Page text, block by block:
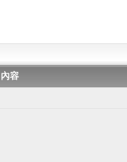
內容